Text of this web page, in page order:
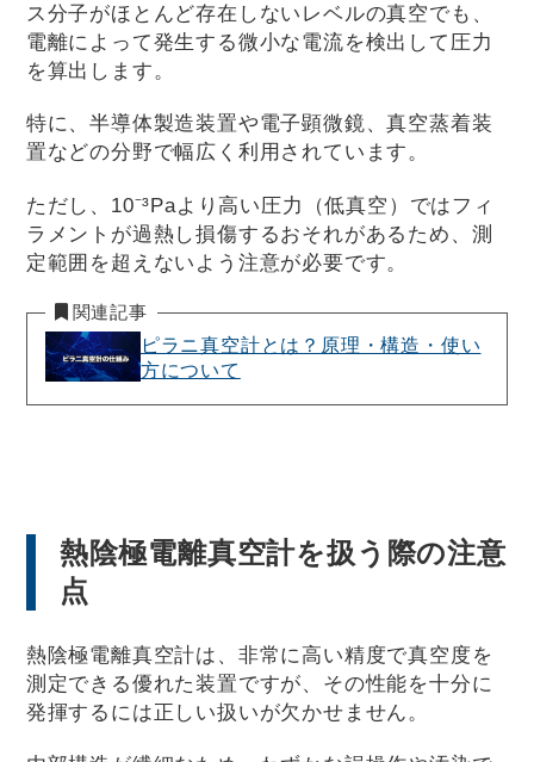
ス分子がほとんど存在しないレベルの真空でも、
電離によって発生する微小な電流を検出して圧力
を算出します。
特に、半導体製造装置や電子顕微鏡、真空蒸着装
置などの分野で幅広く利用されています。
ただし、10⁻³Paより高い圧力（低真空）ではフィ
ラメントが過熱し損傷するおそれがあるため、測
定範囲を超えないよう注意が必要です。
関連記事
ピラニ真空計とは？原理・構造・使い
方について
熱陰極電離真空計を扱う際の注意
点
熱陰極電離真空計は、非常に高い精度で真空度を
測定できる優れた装置ですが、その性能を十分に
発揮するには正しい扱いが欠かせません。